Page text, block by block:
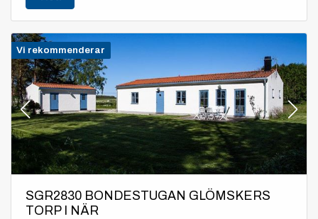
Vi rekommenderar
SGR2830 BONDESTUGAN GLÖMSKERS
TORP I NÄR